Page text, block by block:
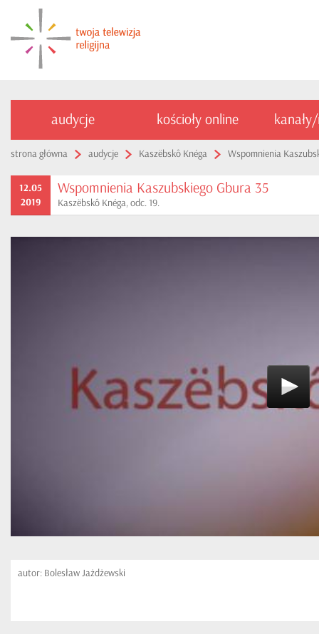
audycje kościoły online
strona główna audycje Kaszëbskô Knéga Wspomnienia
12.05
2019
Wspomnienia Kaszubskiego Gbura 35
Kaszëbskô Knéga, odc. 19.
autor: Bolesław Jażdżewski